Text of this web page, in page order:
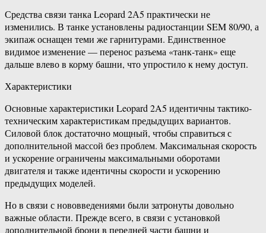
Средства связи танка Leopard 2А5 практически не
изменились. В танке установлены радиостанции SEM 80/90, а
экипаж оснащен теми же гарнитурами. Единственное
видимое изменение — перенос разъема «танк-танк» еще
дальше влево в корму башни, что упростило к нему доступ.
Характеристики
Основные характеристики Leopard 2A5 идентичны тактико-
техническим характеристикам предыдущих вариантов.
Силовой блок достаточно мощный, чтобы справиться с
дополнительной массой без проблем. Максимальная скорость
и ускорение ограничены максимальными оборотами
двигателя и также идентичны скорости и ускорению
предыдущих моделей.
Но в связи с нововведениями были затронуты довольно
важные области. Прежде всего, в связи с установкой
дополнительной брони в передней части башни и